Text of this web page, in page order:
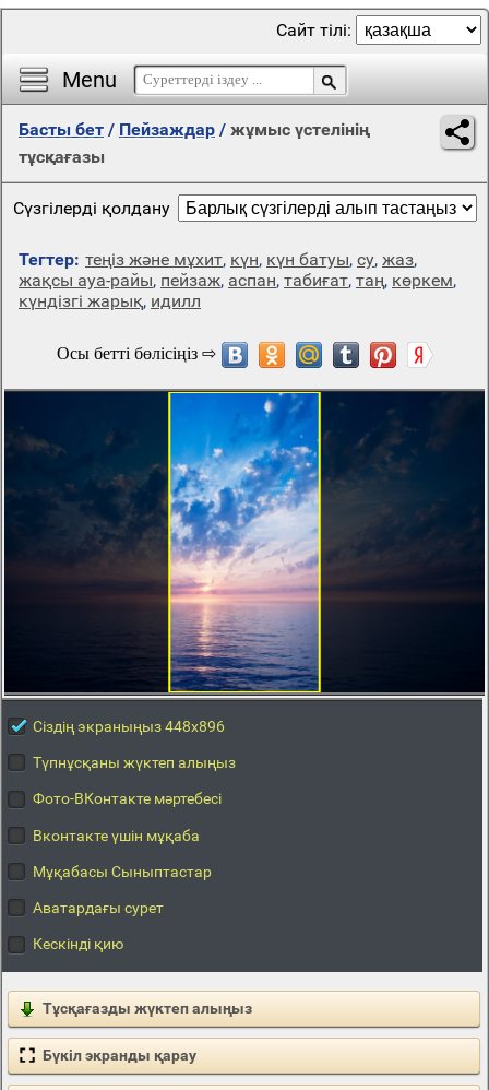
Menu
Сайт тілі:
Басты бет / Пейзаждар / жұмыс үстелінің
тұсқағазы
Сүзгілерді қолдану
Тегтер: теңіз және мұхит, күн, күн батуы, су, жаз,
жақсы ауа-райы, пейзаж, аспан, табиғат, таң, көркем,
күндізгі жарық, идилл
Сіздің экраныңыз 448x896
Түпнұсқаны жүктеп алыңыз
Фото-ВКонтакте мәртебесі
Вконтакте үшін мұқаба
Мұқабасы Сыныптастар
Аватардағы сурет
Кескінді қию
Тұсқағазды жүктеп алыңыз
Бүкіл экранды қарау